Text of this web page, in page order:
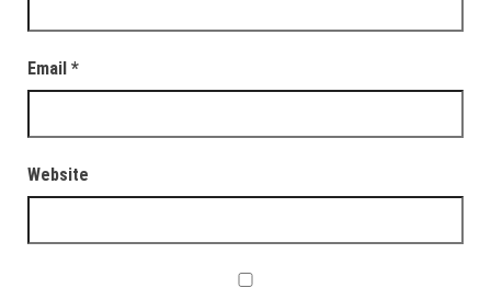
Email *
Website